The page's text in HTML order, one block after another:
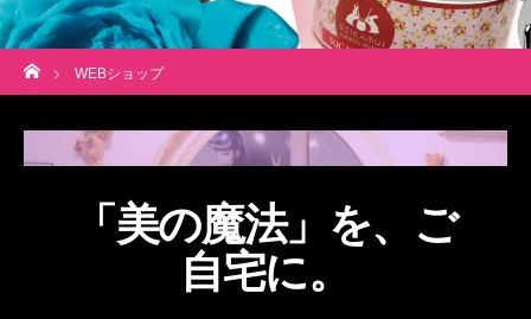
ホーム
WEBショップ
「美の魔法」を、ご
自宅に。